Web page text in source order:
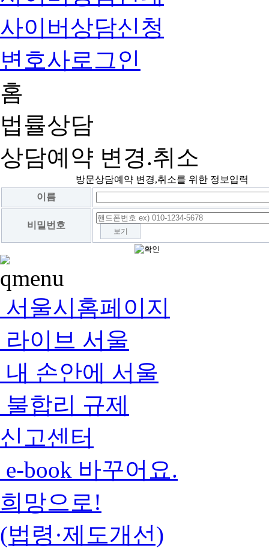
사이버상담신청
변호사로그인
홈
법률상담
상담예약 변경.취소
방문상담예약 변경,취소를 위한 정보입력
이름
비밀번호
보기
서울시홈페이지
라이브 서울
내 손안에 서울
불합리 규제
신고센터
e-book 바꾸어요.
희망으로!
(법령·제도개선)